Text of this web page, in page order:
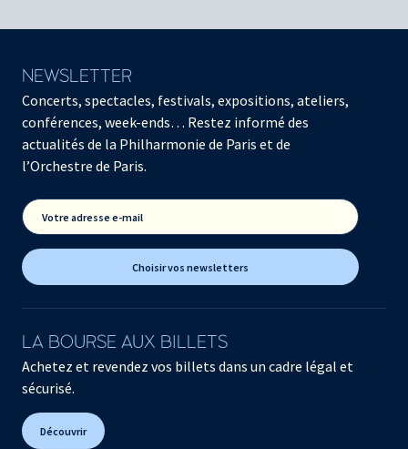
NEWSLETTER
Concerts, spectacles, festivals, expositions, ateliers,
conférences, week-ends… Restez informé des
actualités de la Philharmonie de Paris et de
l’Orchestre de Paris.
Votre adresse e-mail
Choisir vos newsletters
LA BOURSE AUX BILLETS
Achetez et revendez vos billets dans un cadre légal et
sécurisé.
Découvrir